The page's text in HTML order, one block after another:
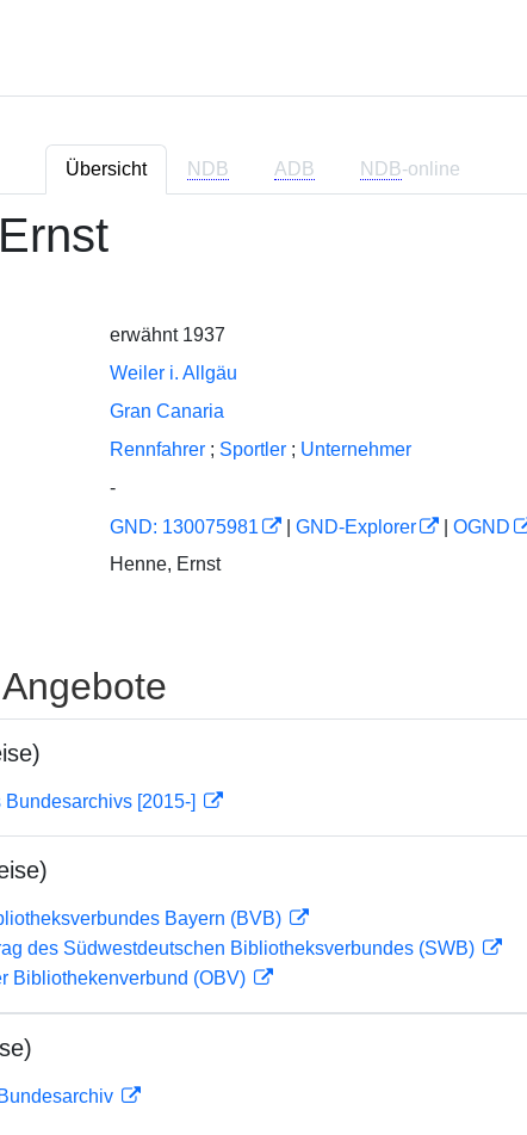
Übersicht NDB ADB NDB-online
erwähnt 1937
Weiler i. Allgäu
Gran Canaria
Rennfahrer ; Sportler ; Unternehmer
-
GND: 130075981 GND-Explorer OGND
Henne, Ernst
[2015-]
Bayern (BVB)
des Südwestdeutschen Bibliotheksverbundes (SWB)
Bibliothekenverbund (OBV)